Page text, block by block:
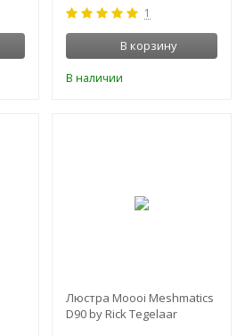
1
В корзину
В наличии
Люстра Moooi Meshmatics
D90 by Rick Tegelaar